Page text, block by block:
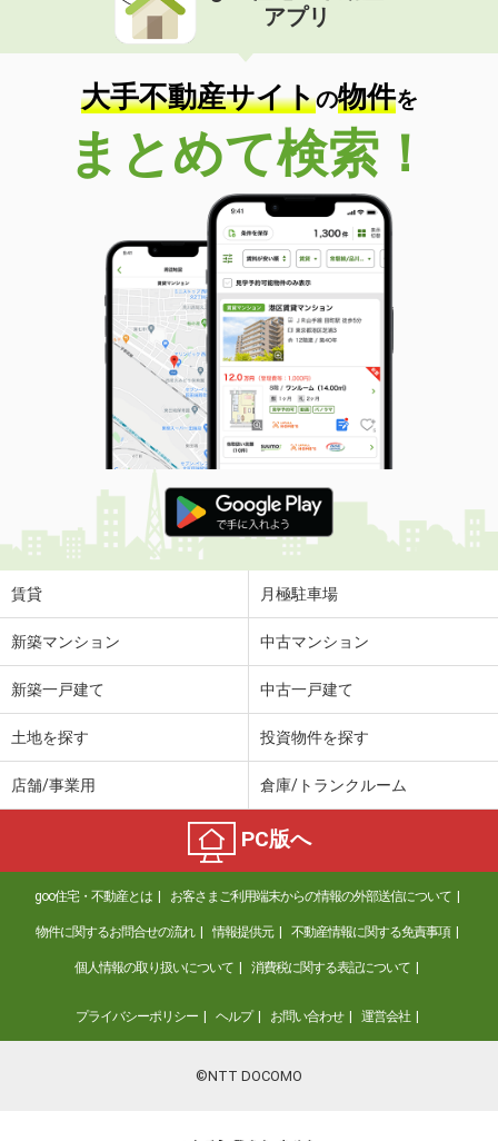
アプリ
大手不動産サイトの物件を
まとめて検索！
賃貸 月極駐車場
新築マンション 中古マンション
新築一戸建て 中古一戸建て
土地を探す 投資物件を探す
店舗/事業用 倉庫/トランクルーム
PC版へ
goo住宅・不動産とは お客さまご利用端末からの情報の外部送信について
物件に関するお問合せの流れ 情報提供元 不動産情報に関する免責事項
個人情報の取り扱いについて 消費税に関する表記について
プライバシーポリシー ヘルプ お問い合わせ 運営会社
©NTT DOCOMO